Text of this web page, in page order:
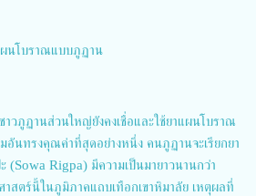
ผนโบราณแบบภูฏาน
วภูฏานส่วนใหญ่ยังคงเชื่อและใช้ยาแผนโบราณ
อันทรงคุณค่าที่สุดอย่างหนึ่ง คนภูฏานจะเรียกยา
(Sowa Rigpa) มีความเป็นมายาวนานกว่า
สตร์นี้ในภูมิภาคแถบเทือกเขาหิมาลัย เหตุผลที่